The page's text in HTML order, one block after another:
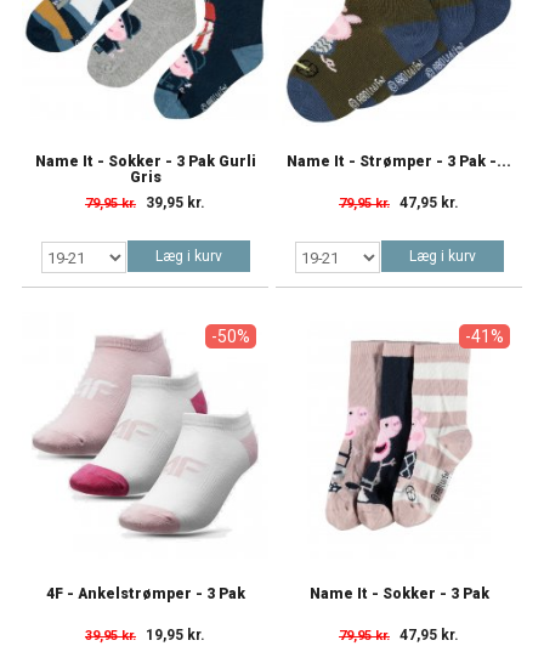
Name It - Sokker - 3 Pak Gurli
Gris
79,95 kr. 39,95 kr.
Læg i kurv
Name It - Strømper - 3 Pak -...
79,95 kr. 47,95 kr.
Læg i kurv
-50%
4F - Ankelstrømper - 3 Pak
39,95 kr. 19,95 kr.
-41%
Name It - Sokker - 3 Pak
79,95 kr. 47,95 kr.